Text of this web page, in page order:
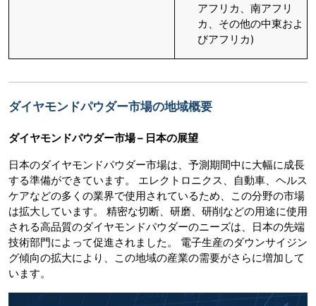
アフリカ、南アフリ
カ、その他の中東およ
びアフリカ)
ダイヤモンドパウダー市場の地域概要
ダイヤモンドパウダー市場 – 日本の展望
日本のダイヤモンドパウダー市場は、予測期間中に大幅に成長
する準備ができています。 エレクトロニクス、自動車、ヘルス
ケアなどの多くの業界で使用されているため、この分野の市場
は拡大しています。 精密な切断、研磨、研削などの用途に使用
される高品質のダイヤモンドパウダーのニーズは、日本の先端
技術部門によって促進されました。 電子生産のダウンサイジン
グ傾向の拡大により、この地域の産業の需要がさらに増加して
います。